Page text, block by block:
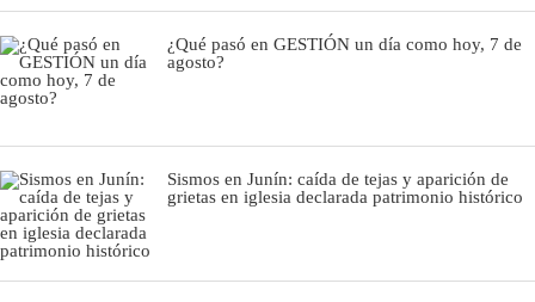
¿Qué pasó en GESTIÓN un día como hoy, 7 de
agosto?
Sismos en Junín: caída de tejas y aparición de
grietas en iglesia declarada patrimonio histórico